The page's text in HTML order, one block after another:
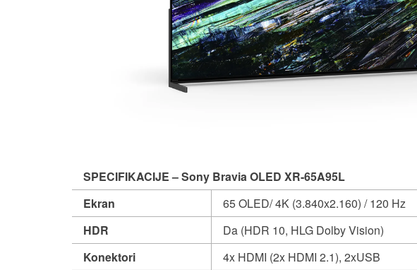
SPECIFIKACIJE – Sony Bravia OLED XR-65A95L
Ekran
65 OLED/ 4K (3.840x2.160) / 120 Hz
HDR
Da (HDR 10, HLG Dolby Vision)
Konektori
4x HDMI (2x HDMI 2.1), 2xUSB